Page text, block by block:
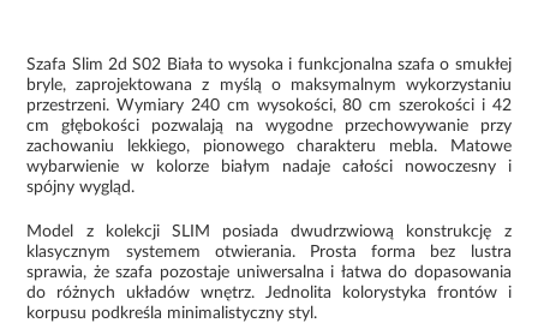
Szafa Slim 2d S02 Biała to wysoka i funkcjonalna szafa o smukłej
bryle, zaprojektowana z myślą o maksymalnym wykorzystaniu
przestrzeni. Wymiary 240 cm wysokości, 80 cm szerokości i 42
cm głębokości pozwalają na wygodne przechowywanie przy
zachowaniu lekkiego, pionowego charakteru mebla. Matowe
wybarwienie w kolorze białym nadaje całości nowoczesny i
spójny wygląd.
Model z kolekcji SLIM posiada dwudrzwiową konstrukcję z
klasycznym systemem otwierania. Prosta forma bez lustra
sprawia, że szafa pozostaje uniwersalna i łatwa do dopasowania
do różnych układów wnętrz. Jednolita kolorystyka frontów i
korpusu podkreśla minimalistyczny styl.